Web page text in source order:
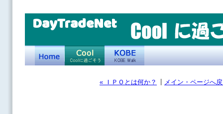
DayTradeNet
« ＩＰＯとは何か？ メイン・ページへ